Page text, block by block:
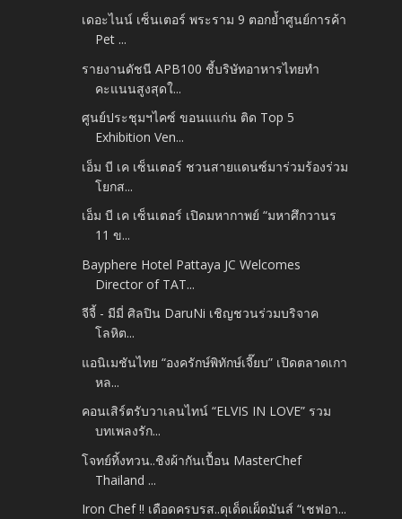
เดอะไนน์ เซ็นเตอร์ พระราม 9 ตอกย้ำศูนย์การค้า
Pet ...
รายงานดัชนี APB100 ชี้บริษัทอาหารไทยทำ
คะแนนสูงสุดใ...
ศูนย์ประชุมฯไคซ์ ขอนแแก่น ติด Top 5
Exhibition Ven...
เอ็ม บี เค เซ็นเตอร์ ชวนสายแดนซ์มาร่วมร้องร่วม
โยกส...
เอ็ม บี เค เซ็นเตอร์ เปิดมหากาพย์ “มหาศึกวานร
11 ข...
Bayphere Hotel Pattaya JC Welcomes
Director of TAT...
จีจี้ - มีมี่ ศิลปิน DaruNi เชิญชวนร่วมบริจาค
โลหิต...
แอนิเมชันไทย “องครักษ์พิทักษ์เจี๊ยบ” เปิดตลาดเกา
หล...
คอนเสิร์ตรับวาเลนไทน์ “ELVIS IN LOVE” รวม
บทเพลงรัก...
โจทย์ทิ้งทวน..ชิงผ้ากันเปื้อน MasterChef
Thailand ...
Iron Chef !! เดือดครบรส..ดุเด็ดเผ็ดมันส์ “เชฟอา...